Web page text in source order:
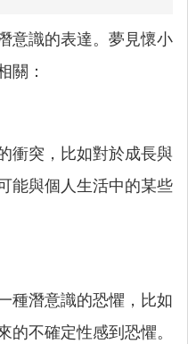
意識的表達。夢見懷小
關：
衝突，比如對於成長與
能與個人生活中的某些
種潛意識的恐懼，比如
的不確定性感到恐懼。